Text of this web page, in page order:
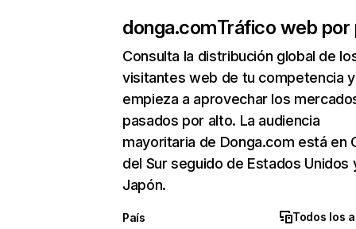
donga.comTráfico web por
Consulta la distribución global de
visitantes web de tu competencia y
empieza a aprovechar los
pasados por alto. La audiencia
mayoritaria de Donga.com está en
del Sur seguido de Estados Unidos
Japón.
País
Todos los